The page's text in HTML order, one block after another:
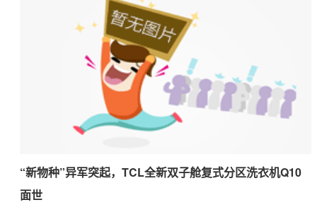
“新物种”异军突起，TCL全新双子舱复式分区洗衣机Q10
面世